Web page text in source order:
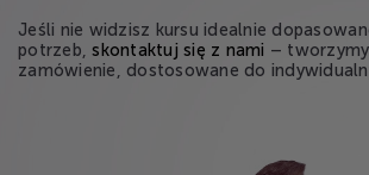
Jeśli nie widzisz kursu idealnie
potrzeb,skontaktuj się z nami –
zamówienie, dostosowane do